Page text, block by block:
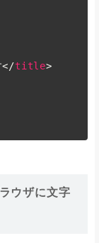
</title>
ウザに文字